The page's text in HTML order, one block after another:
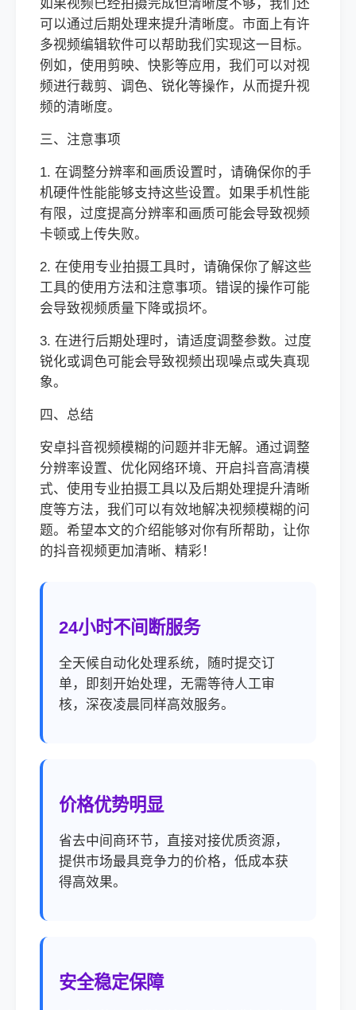
如果视频已经拍摄完成但清晰度不够，我们还
可以通过后期处理来提升清晰度。市面上有许
多视频编辑软件可以帮助我们实现这一目标。
例如，使用剪映、快影等应用，我们可以对视
频进行裁剪、调色、锐化等操作，从而提升视
频的清晰度。
三、注意事项
1. 在调整分辨率和画质设置时，请确保你的手
机硬件性能能够支持这些设置。如果手机性能
有限，过度提高分辨率和画质可能会导致视频
卡顿或上传失败。
2. 在使用专业拍摄工具时，请确保你了解这些
工具的使用方法和注意事项。错误的操作可能
会导致视频质量下降或损坏。
3. 在进行后期处理时，请适度调整参数。过度
锐化或调色可能会导致视频出现噪点或失真现
象。
四、总结
安卓抖音视频模糊的问题并非无解。通过调整
分辨率设置、优化网络环境、开启抖音高清模
式、使用专业拍摄工具以及后期处理提升清晰
度等方法，我们可以有效地解决视频模糊的问
题。希望本文的介绍能够对你有所帮助，让你
的抖音视频更加清晰、精彩！
24小时不间断服务
全天候自动化处理系统，随时提交订
单，即刻开始处理，无需等待人工审
核，深夜凌晨同样高效服务。
价格优势明显
省去中间商环节，直接对接优质资源，
提供市场最具竞争力的价格，低成本获
得高效果。
安全稳定保障